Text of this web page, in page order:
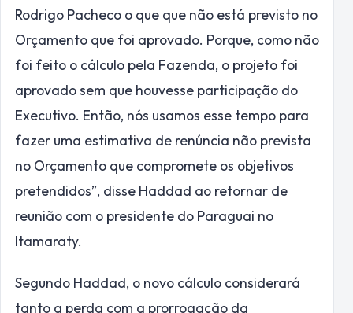
Rodrigo Pacheco o que que não está previsto no
Orçamento que foi aprovado. Porque, como não
foi feito o cálculo pela Fazenda, o projeto foi
aprovado sem que houvesse participação do
Executivo. Então, nós usamos esse tempo para
fazer uma estimativa de renúncia não prevista
no Orçamento que compromete os objetivos
pretendidos”, disse Haddad ao retornar de
reunião com o presidente do Paraguai no
Itamaraty.
Segundo Haddad, o novo cálculo considerará
tanto a perda com a prorrogação da